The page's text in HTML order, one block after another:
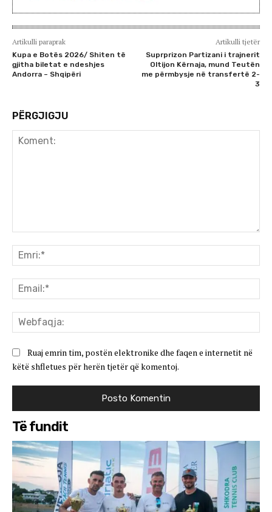
Artikulli paraprak
Kupa e Botës 2026/ Shiten të
gjitha biletat e ndeshjes
Andorra – Shqipëri
Artikulli tjetër
Suprprizon Partizani i trajnerit
Oltijon Kërnaja, mund Teutën
me përmbysje në transfertë 2-
3
PËRGJIGJU
Ruaj emrin tim, postën elektronike dhe faqen e internetit në
këtë shfletues për herën tjetër që komentoj.
Të fundit